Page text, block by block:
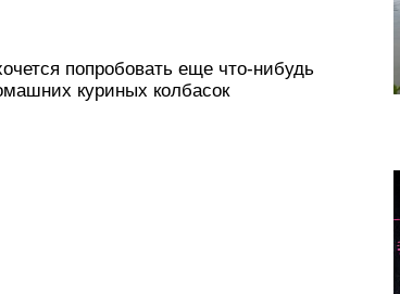
попробовать еще что-нибудь
куриных колбасок